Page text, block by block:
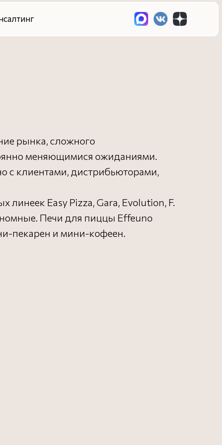
рынка, сложного
меняющимися ожиданиями.
с клиентами, дистрибьюторами,
Easy Pizza, Gara, Evolution, F.
Печи для пиццы Effeuno
пекарен и мини-кофеен.